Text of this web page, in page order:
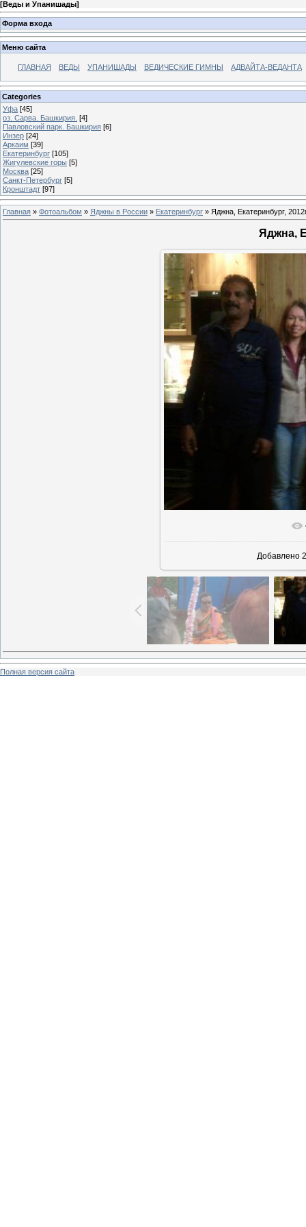
[Веды и Упанишады]
Форма входа
Меню сайта
ГЛАВНАЯ ВЕДЫ УПАНИШАДЫ ВЕДИЧЕСКИЕ ГИМНЫ АДВАЙТА-ВЕДАНТА
Categories
Уфа [45]
оз. Сарва. Башкирия. [4]
Павловский парк. Башкирия [6]
Инзер [24]
Аркаим [39]
Екатеринбург [105]
Жигулевские горы [5]
Москва [25]
Санкт-Петербург [5]
Кронштадт [97]
Главная » Фотоальбом » Яджны в России » Екатеринбург » Яджна, Екатеринбург,
Яджна,
В
Добавлено
Полная версия сайта